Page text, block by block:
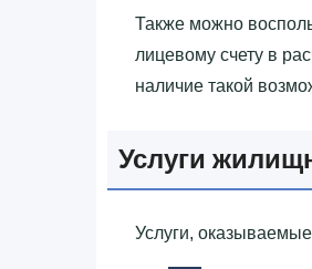
Также можно
лицевому счету в
наличие такой
Услуги
Услуги,